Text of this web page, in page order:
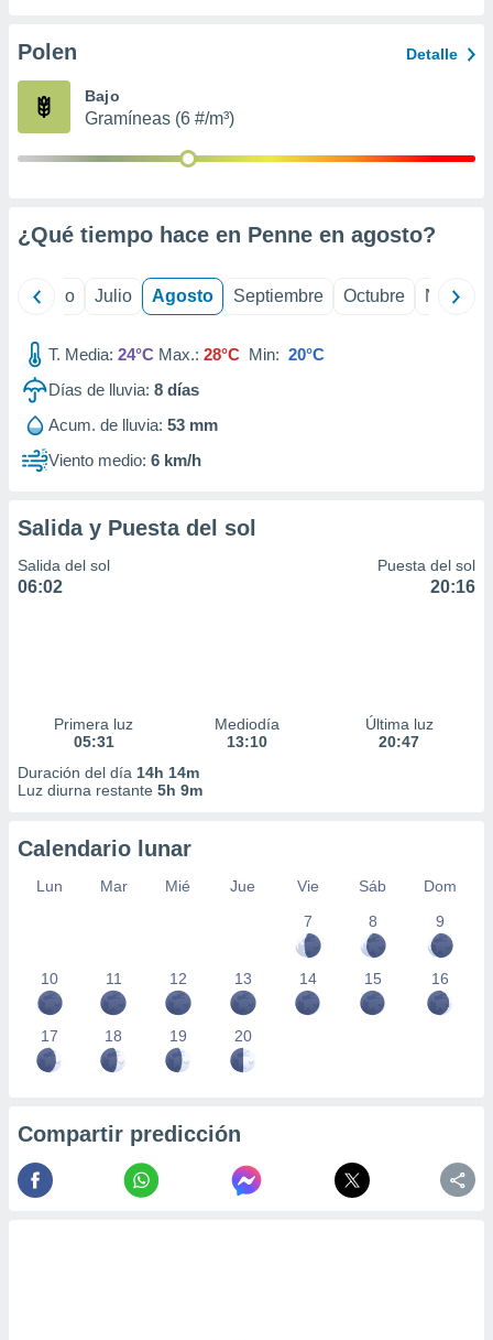
e
mediante
publicidad
publicidad
1199
Polen Detalle
Bajo
Gramíneas (6 #/m³)
¿Qué tiempo hace en Penne en agosto?
Junio Julio Agosto Septiembre Octubre
T. Media: 24°C Max.: 28°C Min: 20°C
Días de lluvia: 8 días
Acum. de lluvia: 53 mm
Viento medio: 6 km/h
Salida y Puesta del sol
Salida del sol
06:02
Puesta del sol
20:16
Primera luz
05:31
Mediodía
13:10
Última luz
20:47
Duración del día 14h 14m
Luz diurna restante 5h 9m
Calendario lunar
Lun Mar Mié Jue Vie Sáb
Dom
7
8 9
10 11 12 13 14 15 16
17 18 19 20
Compartir predicción